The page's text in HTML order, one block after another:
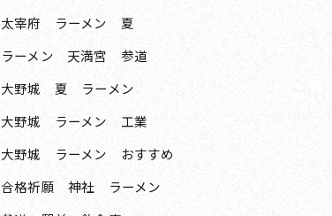
太宰府 ラーメン 夏
ラーメン 天満宮 参道
大野城 夏 ラーメン
大野城 ラーメン 工業
大野城 ラーメン おすすめ
合格祈願 神社 ラーメン